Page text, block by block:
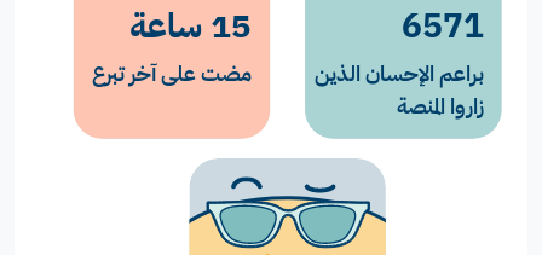
6571
براعم الإحسان الذين
زاروا المنصة
15 ساعة
مضت على آخر تبرع